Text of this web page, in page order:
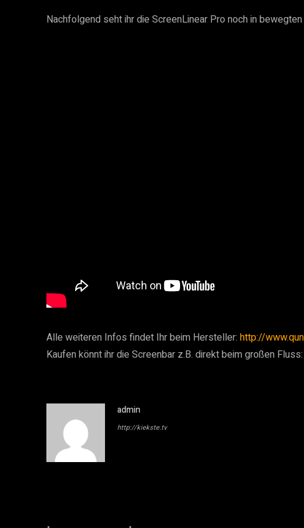
Nachfolgend seht ihr die ScreenLinear Pro noch in
Alle weiteren Infos findet Ihr beim Hersteller: http://
Kaufen könnt ihr die Screenbar z.B. direkt beim großen Fluss:
admin
http://kiekste.tv